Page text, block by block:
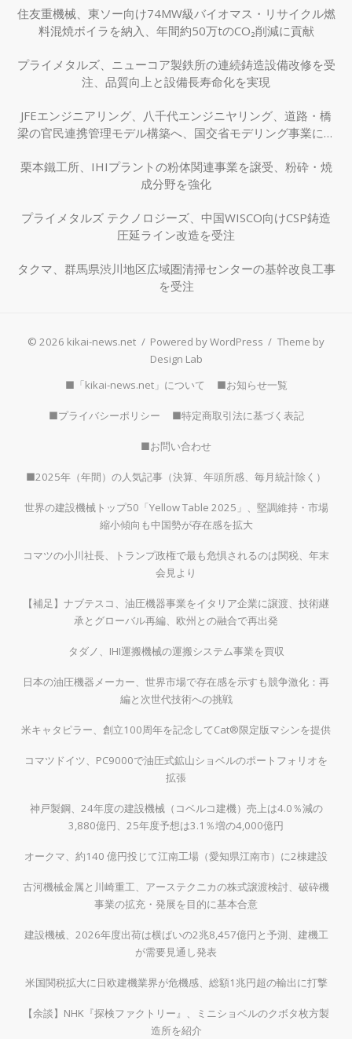
住友重機械、東ソー向け74MW級バイオマス・リサイクル燃
料混焼ボイラを納入、年間約50万tのCO₂削減に貢献
プライメタルズ、ニューコア製鉄所の連続鋳造設備改修を受
注、品質向上と設備長寿命化を実現
JFEエンジニアリング、八千代エンジニヤリング、道路・橋
梁の官民連携管理モデル構築へ、国交省モデリング事業に採
栗本鐵工所、IHIプラントの粉体関連事業を譲受、粉砕・焼
成分野を強化
プライメタルズ テクノロジーズ、中国WISCO向けCSP鋳造
圧延ライン改造を受注
タクマ、群馬県渋川地区広域圏清掃センターの基幹改良工事
を受注
© 2026 kikai-news.net / Powered by WordPress / Theme by
Design Lab
■「kikai-news.net」について
■お知らせ一覧
■プライバシーポリシー ■特定商取引法に基づく表記
■お問い合わせ
■2025年（年間）の人気記事（決算、年頭所感、毎月統計除く）
世界の建設機械トップ50「Yellow Table 2025」、堅調維持・市場
縮小傾向も中国勢が存在感を拡大
コマツの小川社長、トランプ政権で最も危惧されるのは関税、年末
会見より
【補足】ナブテスコ、油圧機器事業をイタリア企業に譲渡、技術継
承とグローバル再編、欧州との融合で再出発
タダノ、IHI運搬機械の運搬システム事業を買収
日本の油圧機器メーカー、世界市場で存在感を示すも競争激化：再
編と次世代技術への挑戦
米キャタピラー、創立100周年を記念してCat®限定版マシンを提供
コマツドイツ、PC9000で油圧式鉱山ショベルのポートフォリオを
拡張
神戸製鋼、24年度の建設機械（コベルコ建機）売上は4.0％減の
3,880億円、25年度予想は3.1％増の4,000億円
オークマ、約140 億円投じて江南工場（愛知県江南市）に2棟建設
古河機械金属と川崎重工、アーステクニカの株式譲渡検討、破砕機
事業の拡充・発展を目的に基本合意
建設機械、2026年度出荷は横ばいの2兆8,457億円と予測、建機工
が需要見通し発表
米国関税拡大に日欧建機業界が危機感、総額1兆円超の輸出に打撃
【余談】NHK『探検ファクトリー』、ミニショベルのクボタ枚方製
造所を紹介